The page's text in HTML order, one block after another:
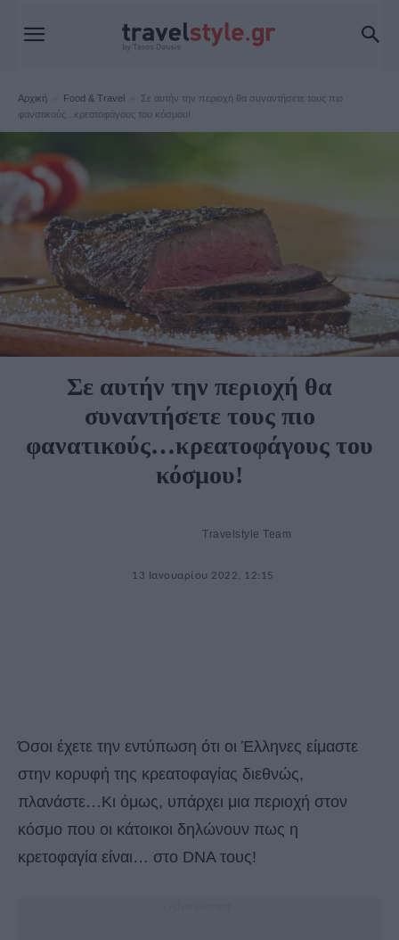
Αρχική Food & Travel
Σε αυτήν την περιοχή θα συναντήσετε τους πιο
φανατικούς...κρεατοφάγους του κόσμου!
Food & Travel
Σε αυτήν την περιοχή θα
συναντήσετε τους πιο
φανατικούς…κρεατοφάγους του
κόσμου!
Travelstyle Team
13 Ιανουαρίου 2022, 12:15
Όσοι έχετε την εντύπωση ότι οι Έλληνες είμαστε
στην κορυφή της κρεατοφαγίας διεθνώς,
πλανάστε…Κι όμως, υπάρχει μια περιοχή στον
κόσμο που οι κάτοικοι δηλώνουν πως η
κρετοφαγία είναι… στο DNA τους!